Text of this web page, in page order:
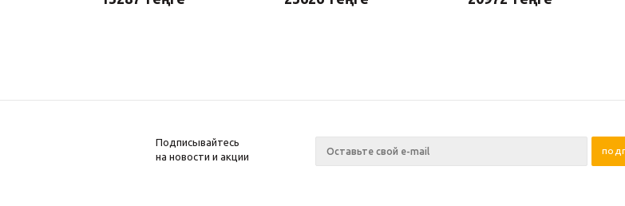
Подписывайтесь
на новости и акции